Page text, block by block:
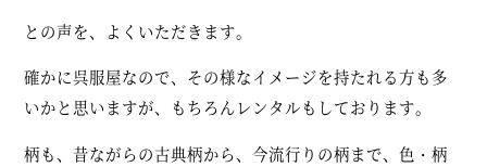
との声を、よくいただきます。
確かに呉服屋なので、その様なイメージを持たれる方も多
いかと思いますが、もちろんレンタルもしております。
柄も、昔ながらの古典柄から、今流行りの柄まで、色・柄